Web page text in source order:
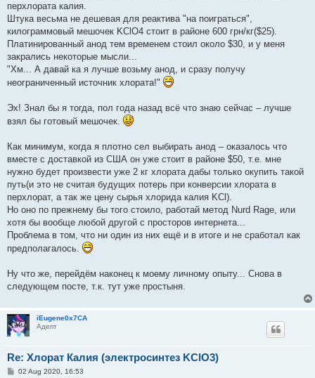
перхлората калия.
Штука весьма не дешевая для реактива "на поиграться",
килограммовый мешочек KClO4 стоит в районе 600 грн/кг($25).
Платинированный анод тем временем стоил около $30, и у меня
закрались некоторые мысли...
"Хм... А давай ка я лучше возьму анод, и сразу получу
неограниченный источник хлората!"
Эх! Знал бы я тогда, пол года назад всё что знаю сейчас – лучше
взял бы готовый мешочек.
Как минимум, когда я плотно сел выбирать анод – оказалось что
вместе с доставкой из США он уже стоит в районе $50, т.е. мне
нужно будет произвести уже 2 кг хлората дабы только окупить такой
путь(и это не считая будущих потерь при конверсии хлората в
перхлорат, а так же цену сырья хлорида калия KCl).
Но оно по прежнему бы того стоило, работай метод Nurd Rage, или
хотя бы вообще любой другой с просторов интернета...
Проблема в том, что ни один из них ещё и в итоге и не сработал как
предполагалось.
Ну что же, перейдём наконец к моему личному опыту... Снова в
следующем посте, т.к. тут уже простыня.
iEugene0x7CA
Адепт
Re: Хлорат Калия (электросинтез KClO3)
P02 Aug 2020, 16:53